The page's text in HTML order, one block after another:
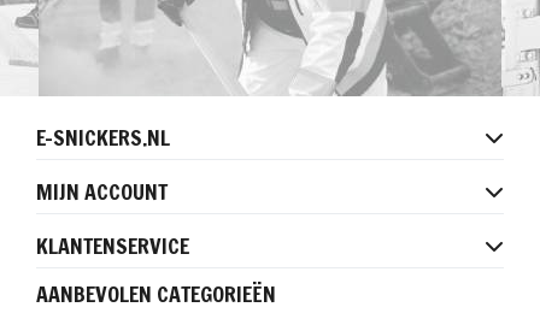
E-SNICKERS.NL
MIJN ACCOUNT
KLANTENSERVICE
AANBEVOLEN CATEGORIEËN